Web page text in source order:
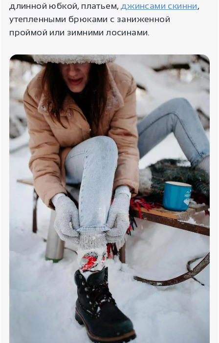
длинной юбкой, платьем, джинсами скинни,
утепленными брюками с заниженной
проймой или зимними лосинами.